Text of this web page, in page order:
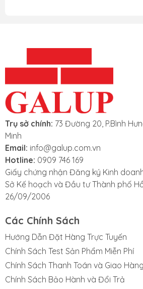
Trụ sở chính: 73 Đường 20, P.Bình
Minh
Email: info@galup.com.vn
Hotline: 0909 746 169
Giấy chứng nhận Đăng ký Kinh
Sở Kế hoạch và Đầu tư Thành phố
26/09/2006
Các Chính Sách
Hướng Dẫn Đặt Hàng Trực Tuyến
Chính Sách Test Sản Phẩm Miễn Phí
Chính Sách Thanh Toán và Giao Hàng
Chính Sách Bảo Hành và Đổi Trả